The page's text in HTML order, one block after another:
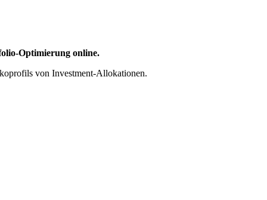
Optimierung online.
von Investment-Allokationen.